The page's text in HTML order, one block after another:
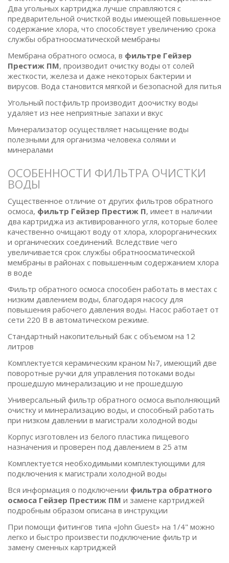
Два угольных картриджа лучше справляются с
предварительной очисткой воды имеющей повышенное
содержание хлора, что способствует увеличению срока
службы обратноосматической мембраны
Мембрана обратного осмоса, в фильтре Гейзер
Престиж ПМ, производит очистку воды от солей
жесткости, железа и даже некоторых бактерии и
вирусов. Вода становится мягкой и безопасной для питья
Угольный постфильтр производит доочистку воды
удаляет из нее неприятные запахи и вкус
Минерализатор осуществляет насыщение воды
полезными для организма человека солями и
минералами
ОСОБЕННОСТИ ФИЛЬТРА ОЧИСТКИ
ВОДЫ
Существенное отличие от других фильтров обратного
осмоса, фильтр Гейзер Престиж П, имеет в наличии
два картриджа из активированного угля, которые более
качественно очищают воду от хлора, хлорорганических
и органических соединений. Вследствие чего
увеличивается срок службы обратноосматической
мембраны в районах с повышенным содержанием хлора
в воде
Фильтр обратного осмоса способен работать в местах с
низким давлением воды, благодаря насосу для
повышения рабочего давления воды. Насос работает от
сети 220 В в автоматическом режиме.
Стандартный накопительный бак с объемом на 12
литров
Комплектуется керамическим краном №7, имеющий две
поворотные ручки для управления потоками воды
прошедшую минерализацию и не прошедшую
Универсальный фильтр обратного осмоса выполняющий
очистку и минерализацию воды, и способный работать
при низком давлении в магистрали холодной воды
Корпус изготовлен из белого пластика пищевого
назначения и проверен под давлением в 25 атм
Комплектуется необходимыми комплектующими для
подключения к магистрали холодной воды
Вся информация о подключении фильтра обратного
осмоса Гейзер Престиж ПМ и замене картриджей
подробным образом описана в инструкции
При помощи фитингов типа «John Guest» на 1/4" можно
легко и быстро произвести подключение фильтр и
замену сменных картриджей